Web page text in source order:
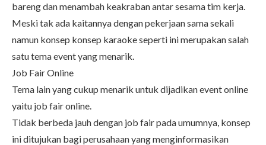
bareng dan menambah keakraban antar sesama tim kerja.
Meski tak ada kaitannya dengan pekerjaan sama sekali
namun konsep konsep karaoke seperti ini merupakan salah
satu tema event yang menarik.
Job Fair Online
Tema lain yang cukup menarik untuk dijadikan event online
yaitu job fair online.
Tidak berbeda jauh dengan job fair pada umumnya, konsep
ini ditujukan bagi perusahaan yang menginformasikan